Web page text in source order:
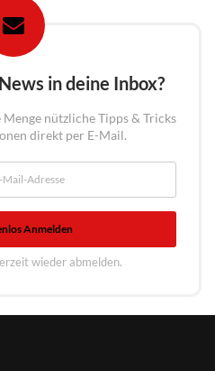
in deine Inbox?
nützliche Tipps & Tricks
direkt per E-Mail.
Anmelden
wieder abmelden.